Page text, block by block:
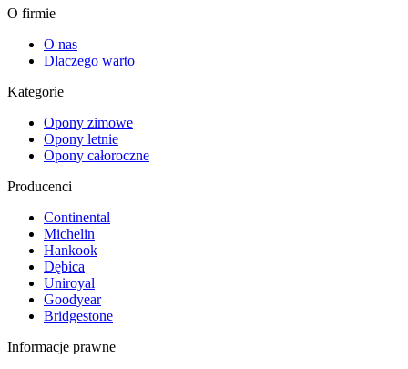
O firmie
O nas
Dlaczego warto
Kategorie
Opony zimowe
Opony letnie
Opony całoroczne
Producenci
Continental
Michelin
Hankook
Dębica
Uniroyal
Goodyear
Bridgestone
Informacje prawne